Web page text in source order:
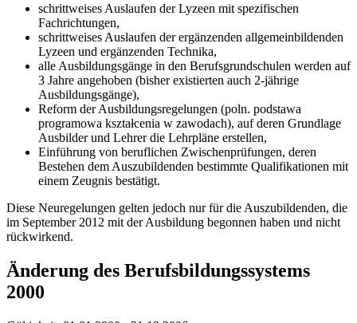
schrittweises Auslaufen der Lyzeen mit spezifischen
Fachrichtungen,
schrittweises Auslaufen der ergänzenden allgemeinbildenden
Lyzeen und ergänzenden Technika,
alle Ausbildungsgänge in den Berufsgrundschulen werden auf
3 Jahre angehoben (bisher existierten auch 2-jährige
Ausbildungsgänge),
Reform der Ausbildungsregelungen (poln. podstawa
programowa kształcenia w zawodach), auf deren Grundlage
Ausbilder und Lehrer die Lehrpläne erstellen,
Einführung von beruflichen Zwischenprüfungen, deren
Bestehen dem Auszubildenden bestimmte Qualifikationen mit
einem Zeugnis bestätigt.
Diese Neuregelungen gelten jedoch nur für die Auszubildenden, die
im September 2012 mit der Ausbildung begonnen haben und nicht
rückwirkend.
Änderung des Berufsbildungssystems
2000